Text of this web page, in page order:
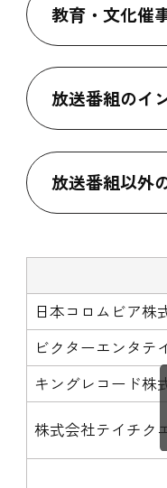
教育・文化催
放送番組のイ
放送番組以外
日本コロムビア株
ビクターエンタテ
キングレコード株
株式会社テイチク